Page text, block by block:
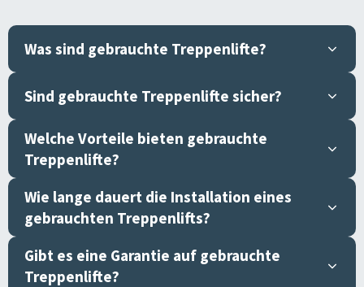
Was sind gebrauchte Treppenlifte?
Sind gebrauchte Treppenlifte sicher?
Welche Vorteile bieten gebrauchte
Treppenlifte?
Wie lange dauert die Installation eines
gebrauchten Treppenlifts?
Gibt es eine Garantie auf gebrauchte
Treppenlifte?